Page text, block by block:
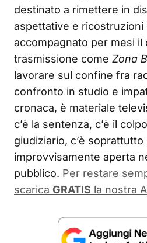
destinato a rimettere in
aspettative e ricostruzioni
accompagnato per mesi il
trasmissione come Zona
lavorare sul confine fra
confronto in studio e
cronaca, è materiale
c’è la sentenza, c’è il
giudiziario, c’è
improvvisamente aperta
pubblico. Per restare
scarica GRATIS la nostra